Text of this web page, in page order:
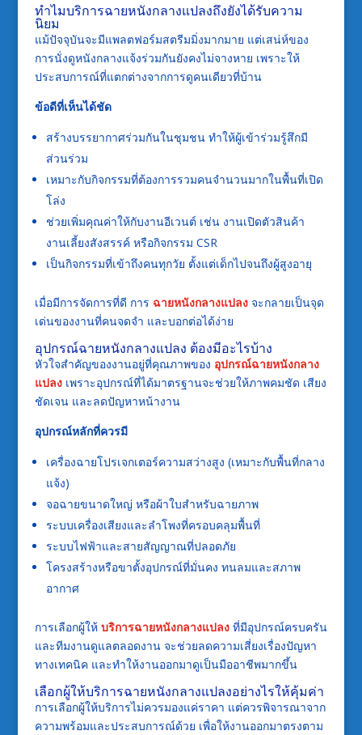
ทำไมบริการฉายหนังกลางแปลงถึงยังได้รับความ
นิยม
แม้ปัจจุบันจะมีแพลตฟอร์มสตรีมมิ่งมากมาย แต่เสน่ห์ของ
การนั่งดูหนังกลางแจ้งร่วมกันยังคงไม่จางหาย เพราะให้
ประสบการณ์ที่แตกต่างจากการดูคนเดียวที่บ้าน
ข้อดีที่เห็นได้ชัด
สร้างบรรยากาศร่วมกันในชุมชน ทำให้ผู้เข้าร่วมรู้สึกมี
ส่วนร่วม
เหมาะกับกิจกรรมที่ต้องการรวมคนจำนวนมากในพื้นที่เปิด
โล่ง
ช่วยเพิ่มคุณค่าให้กับงานอีเวนต์ เช่น งานเปิดตัวสินค้า
งานเลี้ยงสังสรรค์ หรือกิจกรรม CSR
เป็นกิจกรรมที่เข้าถึงคนทุกวัย ตั้งแต่เด็กไปจนถึงผู้สูงอายุ
เมื่อมีการจัดการที่ดี การ ฉายหนังกลางแปลง จะกลายเป็นจุด
เด่นของงานที่คนจดจำ และบอกต่อได้ง่าย
อุปกรณ์ฉายหนังกลางแปลง ต้องมีอะไรบ้าง
หัวใจสำคัญของงานอยู่ที่คุณภาพของ อุปกรณ์ฉายหนังกลาง
แปลงเพราะอุปกรณ์ที่ได้มาตรฐานจะช่วยให้ภาพคมชัด เสียง
ชัดเจน และลดปัญหาหน้างาน
อุปกรณ์หลักที่ควรมี
เครื่องฉายโปรเจกเตอร์ความสว่างสูง (เหมาะกับพื้นที่กลาง
แจ้ง)
จอฉายขนาดใหญ่ หรือผ้าใบสำหรับฉายภาพ
ระบบเครื่องเสียงและลำโพงที่ครอบคลุมพื้นที่
ระบบไฟฟ้าและสายสัญญาณที่ปลอดภัย
โครงสร้างหรือขาตั้งอุปกรณ์ที่มั่นคง ทนลมและสภาพ
อากาศ
การเลือกผู้ให้ บริการฉายหนังกลางแปลง ที่มีอุปกรณ์ครบครัน
และทีมงานดูแลตลอดงาน จะช่วยลดความเสี่ยงเรื่องปัญหา
ทางเทคนิค และทำให้งานออกมาดูเป็นมืออาชีพมากขึ้น
เลือกผู้ให้บริการฉายหนังกลางแปลงอย่างไรให้คุ้มค่า
การเลือกผู้ให้บริการไม่ควรมองแค่ราคา แต่ควรพิจารณาจาก
ความพร้อมและประสบการณ์ด้วย เพื่อให้งานออกมาตรงตาม